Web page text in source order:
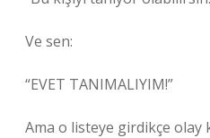
Ve sen:
“EVET TANIMALIYIM!”
Ama o listeye girdikçe olay